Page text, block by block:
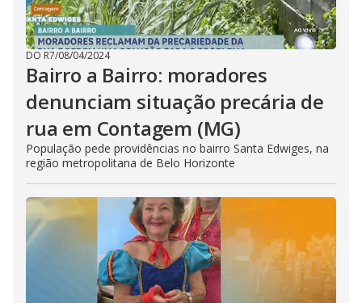
DO R7/08/04/2024
Bairro a Bairro: moradores
denunciam situação precária de
rua em Contagem (MG)
População pede providências no bairro Santa Edwiges, na
região metropolitana de Belo Horizonte